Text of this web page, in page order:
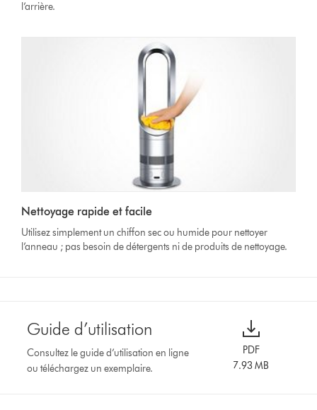
l’arrière.
Nettoyage rapide et facile
Utilisez simplement un chiffon sec ou humide pour nettoyer
l’anneau ; pas besoin de détergents ni de produits de nettoyage.
Guide d’utilisation
Consultez le guide d’utilisation en ligne
ou téléchargez un exemplaire.
PDF
7.93 MB